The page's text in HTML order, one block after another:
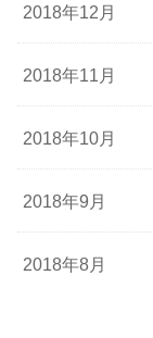
2018年12月
2018年11月
2018年10月
2018年9月
2018年8月